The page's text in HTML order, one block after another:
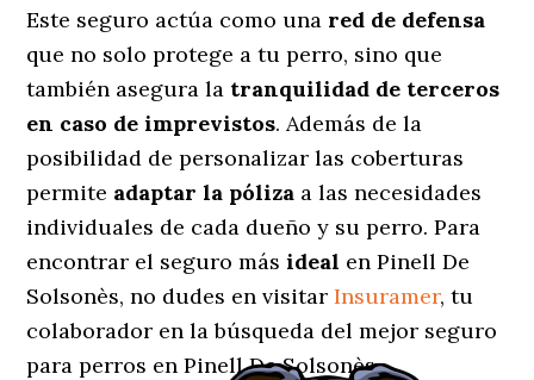
Este seguro actúa como una red de defensa
que no solo protege a tu perro, sino que
también asegura la tranquilidad de terceros
en caso de imprevistos. Además de la
posibilidad de personalizar las coberturas
permite adaptar la póliza a las necesidades
individuales de cada dueño y su perro. Para
encontrar el seguro másideal en Pinell De
Solsonès, no dudes en visitarInsuramer, tu
colaborador en la búsqueda del mejor seguro
para perros en Pinell De Solsonès.